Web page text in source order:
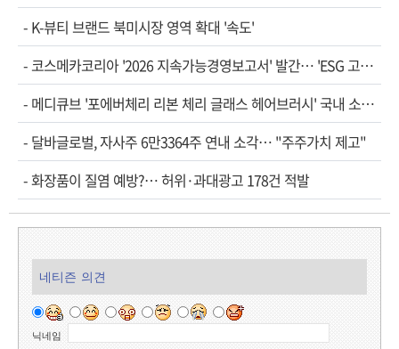
- K-뷰티 브랜드 북미시장 영역 확대 '속도'
- 코스메카코리아 '2026 지속가능경영보고서' 발간… 'ESG 고…
- 메디큐브 '포에버체리 리본 체리 글래스 헤어브러시' 국내 소…
- 달바글로벌, 자사주 6만3364주 연내 소각… "주주가치 제고"
-화장품이 질염 예방?… 허위·과대광고 178건 적발
네티즌 의견
닉네임